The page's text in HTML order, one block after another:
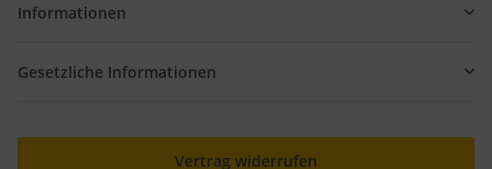
Informationen
Gesetzliche Informationen
Vertrag widerrufen